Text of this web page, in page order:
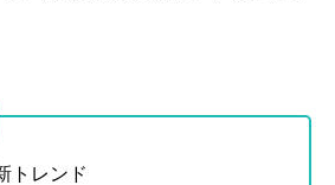
トレンド